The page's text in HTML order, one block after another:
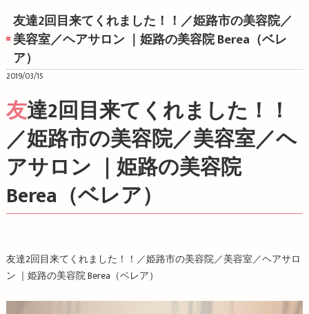
友達2回目来てくれました！！／姫路市の美容院／
美容室／ヘアサロン ｜姫路の美容院 Berea（ベレ
ア）
2019/03/15
友達2回目来てくれました！！
／姫路市の美容院／美容室／ヘ
アサロン ｜姫路の美容院
Berea（ベレア）
友達2回目来てくれました！！／姫路市の美容院／美容室／ヘアサロ
ン ｜姫路の美容院Berea （ベレア）